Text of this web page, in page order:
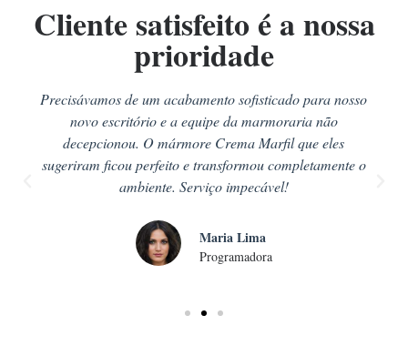
Cliente satisfeito é a nossa
prioridade
Precisávamos de um acabamento sofisticado para nosso
novo escritório e a equipe da marmoraria não
decepcionou. O mármore Crema Marfil que eles
sugeriram ficou perfeito e transformou completamente o
ambiente. Serviço impecável!
Maria Lima
Programadora